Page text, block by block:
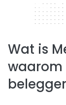
320 x
Wat is
waarom